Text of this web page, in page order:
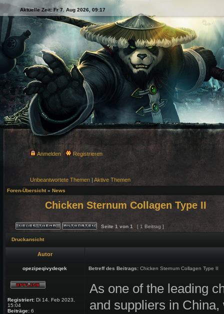
Aktuelle Zeit: Fr 7. Aug 2026, 09:17
Anmelden Registrieren
Unbeantwortete Themen | Aktive Themen
Foren-Übersicht» News
Chicken Sternum Collagen Type II
Seite 1 von 1 [ 1 Beitrag ]
Druckansicht
Autor
opezipeqivydeqek Betreff des Beitrags: Chicken Sternum Collagen Type II
Registriert: Di 14. Feb 2023,
15:04
Beiträge: 6
As one of the leading
and suppliers in